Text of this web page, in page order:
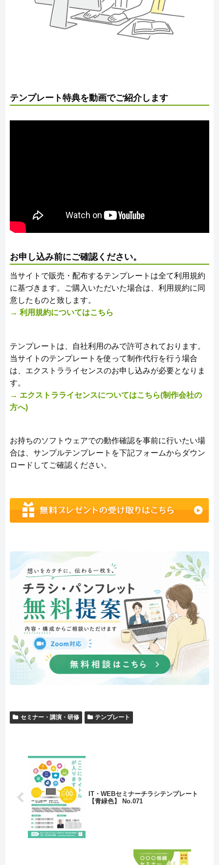
テンプレート特典を動画でご紹介します
お申し込み前にご確認ください。
当サイトで販売・配布するテンプレートは全て利用規約
に基づきます。ご購入いただいた場合は、利用規約に同
意したものと致します。
→ 利用規約についてはこちら
テンプレートは、自社利用のみで許可されております。
当サイトのテンプレートを使って制作代行を行う場合
は、エクストラライセンスのお申し込みが必要となりま
す。
→ エクストラライセンスについてはこちら(制作会社の
方へ)
お持ちのソフトウェアでの動作確認を事前に行いたい場
合は、サンプルテンプレートを下記フォームからダウン
ロードしてご確認ください。
セミナー・講演・研修 テンプレート
IT・WEBセミナーチラシテンプレート
【青緑色】 No.071